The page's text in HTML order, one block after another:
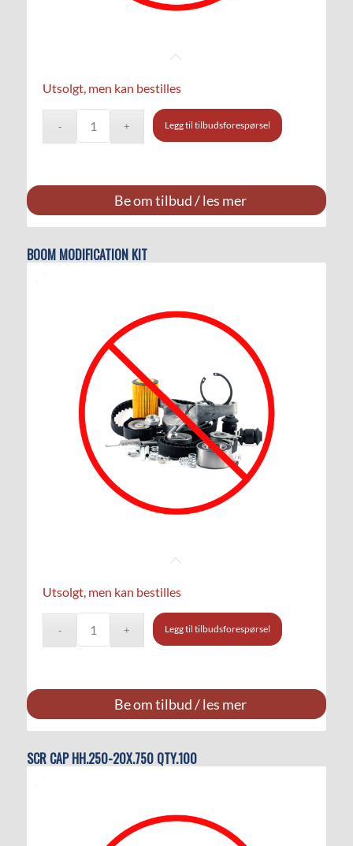
Utsolgt, men kan bestilles
Legg til tilbudsforespørsel
Be om tilbud / les mer
BOOM MODIFICATION KIT
Utsolgt, men kan bestilles
Legg til tilbudsforespørsel
Be om tilbud / les mer
SCR CAP HH.250-20X.750 QTY.100